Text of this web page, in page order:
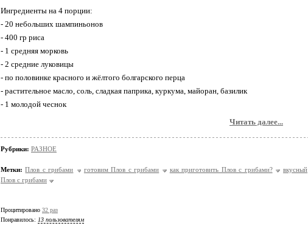
Ингредиенты на 4 порции:
- 20 небольших шампиньонов
- 400 гр риса
- 1 средняя морковь
- 2 средние луковицы
- по половинке красного и жёлтого болгарского перца
- растительное масло, соль, сладкая паприка, куркума, майоран, базилик
- 1 молодой чеснок
Читать далее...
Рубрики: РАЗНОЕ
Метки: Плов с грибами готовим Плов с грибами как приготовить Плов с грибами?
вкусный
Плов с грибами
Процитировано 32 раз
Понравилось: 13 пользователям